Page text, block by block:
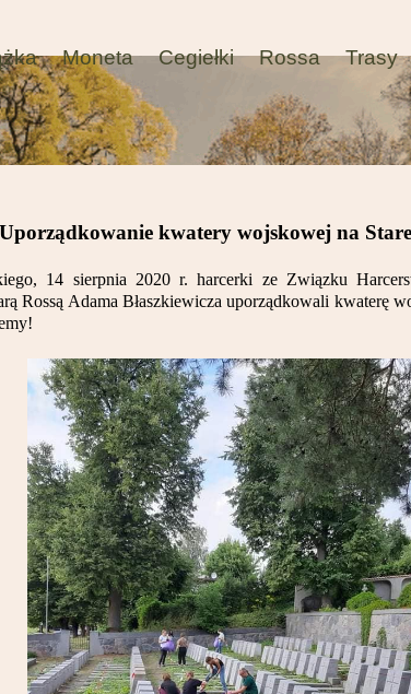
Moneta Cegiełki Rossa Trasy
Uporządkowanie kwatery wojskowej na
14 sierpnia 2020 r. harcerki ze Związku
Rossą Adama Błaszkiewicza uporządkowali kwaterę